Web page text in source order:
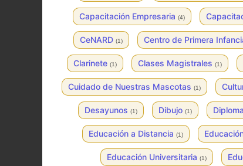
Capacitación Empresaria (4)
CeNARD (1) Centro de Primera
Clarinete (1) Clases Magistrales (1)
Cuidado de Nuestras Mascotas (1)
Desayunos (1) Dibujo (1)
Educación a Distancia (1)
Educación Universitaria (1)